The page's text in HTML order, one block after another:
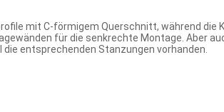
mit C-förmigem Querschnitt, während die
für die senkrechte Montage. Aber
entsprechenden Stanzungen vorhanden.